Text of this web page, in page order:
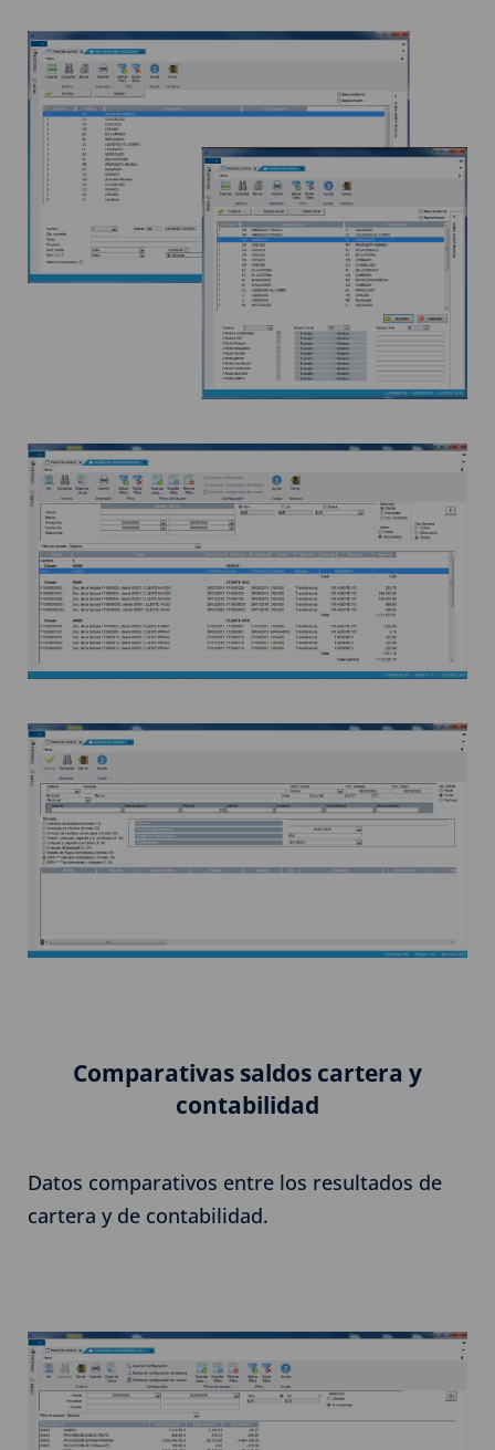
Comparativas saldos cartera y
contabilidad
Datos comparativos entre los resultados de
cartera y de contabilidad.